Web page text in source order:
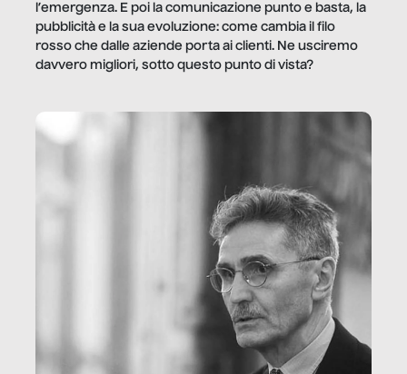
l’emergenza. E poi la comunicazione punto e basta, la
pubblicità e la sua evoluzione: come cambia il filo
rosso che dalle aziende porta ai clienti. Ne usciremo
davvero migliori, sotto questo punto di vista?